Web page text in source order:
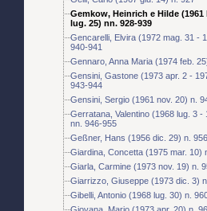
Gemkow, Heinrich e Hilde (1961
lug. 25) nn. 928-939
Gencarelli, Elvira (1972 mag. 31 -
940-941
Gennaro, Anna Maria (1974 feb.
Gensini, Gastone (1973 apr. 2 -
943-944
Gensini, Sergio (1961 nov. 20) n.
Gerratana, Valentino (1968 lug. 3 -
nn. 946-955
Geßner, Hans (1956 dic. 29) n. 956
Giardina, Concetta (1975 mar. 10)
Giarla, Carmine (1973 nov. 19) n.
Giarrizzo, Giuseppe (1973 dic. 3)
Gibelli, Antonio (1968 lug. 30) n.
Giovana, Mario (1973 apr. 20) n.